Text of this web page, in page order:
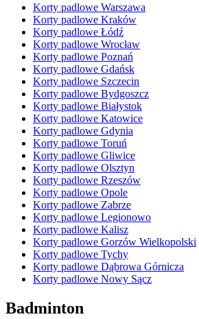
Korty padlowe Warszawa
Korty padlowe Kraków
Korty padlowe Łódź
Korty padlowe Wrocław
Korty padlowe Poznań
Korty padlowe Gdańsk
Korty padlowe Szczecin
Korty padlowe Bydgoszcz
Korty padlowe Białystok
Korty padlowe Katowice
Korty padlowe Gdynia
Korty padlowe Toruń
Korty padlowe Gliwice
Korty padlowe Olsztyn
Korty padlowe Rzeszów
Korty padlowe Opole
Korty padlowe Zabrze
Korty padlowe Legionowo
Korty padlowe Kalisz
Korty padlowe Gorzów Wielkopolski
Korty padlowe Tychy
Korty padlowe Dąbrowa Górnicza
Korty padlowe Nowy Sącz
Badminton